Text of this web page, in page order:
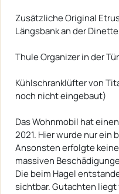
Zusätzliche Original
Längsbank an der Dinette
Thule Organizer in der
Kühlschranklüfter von
noch nicht eingebaut)
Das Wohnmobil hat
2021. Hier wurde nur ein
Ansonsten erfolgte
massiven
Die beim Hagel
sichtbar. Gutachten liegt